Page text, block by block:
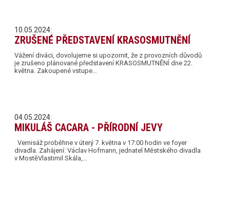
10.05.2024:
ZRUŠENÉ PŘEDSTAVENÍ KRASOSMUTNĚNÍ
Vážení diváci, dovolujeme si upozornit, že z provozních důvodů
je zrušeno plánované představení KRASOSMUTNĚNÍ dne 22.
května. Zakoupené vstupe…
04.05.2024:
MIKULÁŠ CACARA - PŘÍRODNÍ JEVY
Vernisáž proběhne v úterý 7. května v 17:00 hodin ve foyer
divadla. Zahájení: Václav Hofmann, jednatel Městského divadla
v MostěVlastimil Skála,…